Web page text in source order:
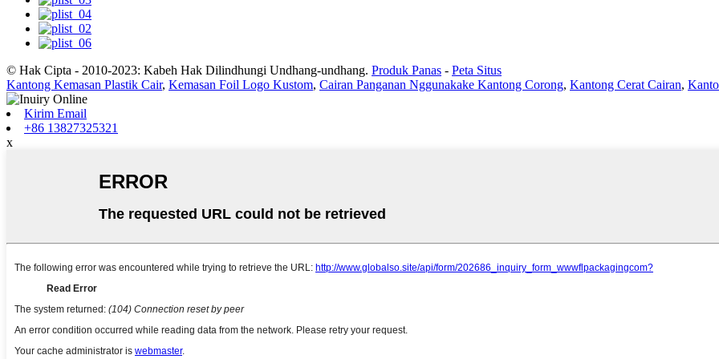
© Hak Cipta - 2010-2023: Kabeh Hak Dilindhungi Undhang-undhang. Produk Panas - Peta Situs
Kantong Kemasan Plastik Cair, Kemasan Foil Logo Kustom, Cairan Panganan Nggunakake Kantong Corong, Kantong Cerat Cairan,
Kirim Email
+86 13827325321
x